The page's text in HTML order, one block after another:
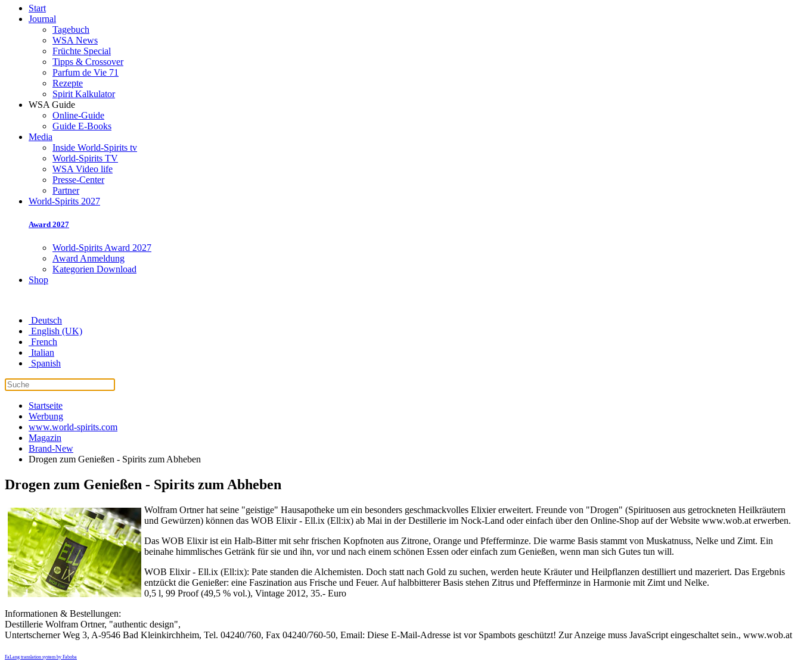
Start
Journal
Tagebuch
WSA News
Früchte Special
Tipps & Crossover
Parfum de Vie 71
Rezepte
Spirit Kalkulator
WSA Guide
Online-Guide
Guide E-Books
Media
Inside World-Spirits tv
World-Spirits TV
WSA Video life
Presse-Center
Partner
World-Spirits 2027
Award 2027
World-Spirits Award 2027
Award Anmeldung
Kategorien Download
Shop
Deutsch
English (UK)
French
Italian
Spanish
Startseite
Werbung
www.world-spirits.com
Magazin
Brand-New
Drogen zum Genießen - Spirits zum Abheben
Drogen zum Genießen - Spirits zum Abheben
Wolfram Ortner hat seine "geistige" Hausapotheke um ein besonders geschmackvolles Elixier erweitert. Freunde von "Drogen" (Spirituosen aus getrockneten Heilkräutern
und Gewürzen) können das WOB Elixir - Ell.ix (Ell:ix) ab Mai in der Destillerie im Nock-Land oder einfach über den Online-Shop auf der Website www.wob.at erwerben.
Das WOB Elixir ist ein Halb-Bitter mit sehr frischen Kopfnoten aus Zitrone, Orange und Pfefferminze. Die warme Basis stammt von Muskatnuss, Nelke und Zimt. Ein
beinahe himmlisches Getränk für sie und ihn, vor und nach einem schönen Essen oder einfach zum Genießen, wenn man sich Gutes tun will.
WOB Elixir - Ell.ix (Ell:ix): Pate standen die Alchemisten. Doch statt nach Gold zu suchen, werden heute Kräuter und Heilpflanzen destilliert und mazeriert. Das Ergebnis
entzückt die Genießer: eine Faszination aus Frische und Feuer. Auf halbbitterer Basis stehen Zitrus und Pfefferminze in Harmonie mit Zimt und Nelke.
0,5 l, 99 Proof (49,5 % vol.), Vintage 2012, 35.- Euro
Informationen & Bestellungen:
Destillerie Wolfram Ortner, "authentic design",
Untertscherner Weg 3, A-9546 Bad Kleinkirchheim, Tel. 04240/760, Fax 04240/760-50, Email: Diese E-Mail-Adresse ist vor Spambots geschützt! Zur Anzeige muss JavaScript eingeschaltet sein., www.wob.at
FaLang translation system by Faboba